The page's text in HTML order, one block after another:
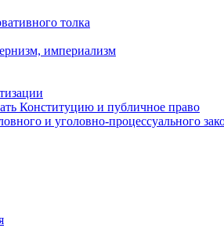
толка
империализм
Конституцию и публичное право
и уголовно-процессуального